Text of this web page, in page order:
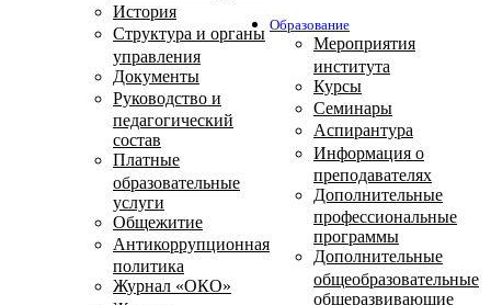
История
Структура и органы
управления
Документы
Руководство и
педагогический
состав
Платные
образовательные
услуги
Общежитие
Антикоррупционная
политика
Журнал «ОКО»
Образование
Мероприятия
института
Курсы
Семинары
Аспирантура
Информация о
преподавателях
Дополнительные
профессиональные
программы
Дополнительные
общеобразовательные
общеразвивающие